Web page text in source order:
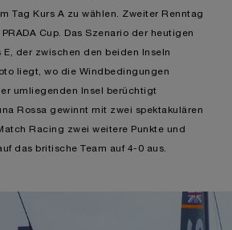
Tag Kurs A zu wählen. Zweiter Renntag
Cup. Das Szenario der heutigen
E, der zwischen den beiden Inseln
liegt, wo die Windbedingungen
umliegenden Insel berüchtigt
Rossa gewinnt mit zwei spektakulären
Racing zwei weitere Punkte und
das britische Team auf 4-0 aus.